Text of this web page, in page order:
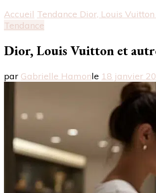
Accueil Tendance Dior, Louis
Tendance
Dior, Louis Vuitton et
par Gabrielle Hamonle 18 janvier